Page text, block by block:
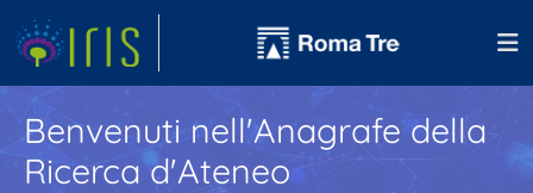
Benvenuti nell'Anagrafe della
Ricerca d'Ateneo